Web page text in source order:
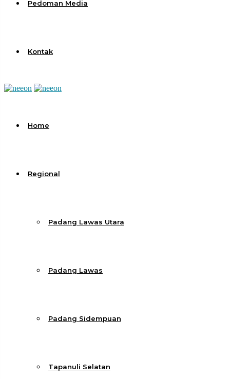
Pedoman Media
Kontak
Home
Regional
Padang Lawas Utara
Padang Lawas
Padang Sidempuan
Tapanuli Selatan